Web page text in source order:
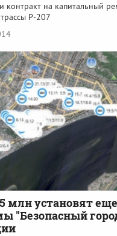
контракт на капитальный
Р-207
млн установят
"Безопасный